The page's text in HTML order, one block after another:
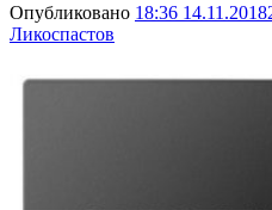
Опубликовано 18:36 14.11.2018
Ликоспастов